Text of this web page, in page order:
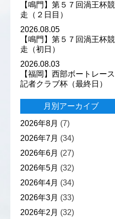
【鳴門】第５７回渦王杯競
走（２日目）
2026.08.05
【鳴門】第５７回渦王杯競
走（初日）
2026.08.03
【福岡】西部ボートレース
記者クラブ杯（最終日）
月別アーカイブ
2026年8月 (7)
2026年7月 (34)
2026年6月 (27)
2026年5月 (32)
2026年4月 (34)
2026年3月 (33)
2026年2月 (32)